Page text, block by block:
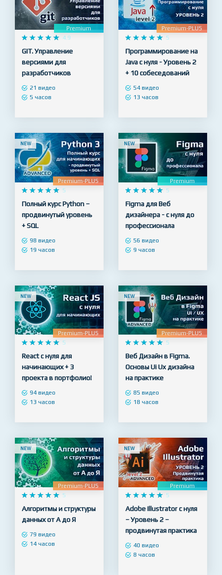
NEW
    
     4.9
GIT. Управление
версиями для
разработчиков
NEW
Premium-PLUS
    
     5
Программирование на
Java с нуля - Уровень 2
+ 10 собеседований
NEW
Premium-PLUS
    
     5
продвинутый уровень
+ SQL
NEW
    
     5
Figma для Веб
дизайнера - с нуля до
профессионала
NEW
Premium-PLUS
    
     5
React с нуля для
начинающих + 3
проекта в портфолио!
NEW
Premium-PLUS
    
     5
Веб Дизайн в Figma.
Основы Ui Ux дизайна
на практике
NEW
Premium-PLUS
    
     5
Алгоритмы и структуры
данных от А до Я
NEW
Premium
   
   
Adobe Illustrator с нуля
– Уровень 2 –
продвинутая практика